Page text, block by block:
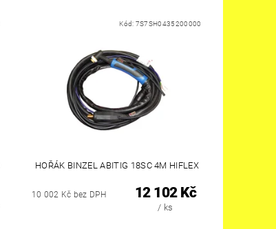
Kód: 7S7SH0435200000
HOŘÁK BINZEL ABITIG 18SC 4M HIFLEX
10 002 Kč bez DPH 12 102 Kč
/ ks